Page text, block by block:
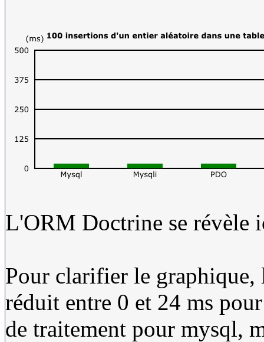
L'ORM Doctrine se révèle
Pour clarifier le
réduit entre 0 et 24 ms
de traitement pour mysql,